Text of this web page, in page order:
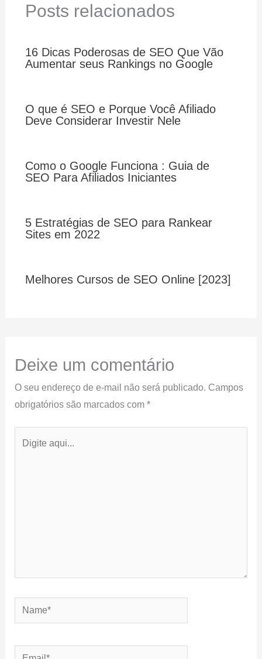
Posts relacionados
16 Dicas Poderosas de SEO Que Vão
Aumentar seus Rankings no Google
O que é SEO e Porque Você Afiliado
Deve Considerar Investir Nele
Como o Google Funciona : Guia de
SEO Para Afiliados Iniciantes
5 Estratégias de SEO para Rankear
Sites em 2022
Melhores Cursos de SEO Online [2023]
Deixe um comentário
O seu endereço de e-mail não será publicado. Campos
obrigatórios são marcados com *
Name*
Email*